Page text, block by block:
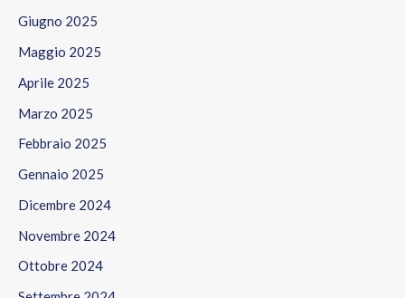
Giugno 2025
Maggio 2025
Aprile 2025
Marzo 2025
Febbraio 2025
Gennaio 2025
Dicembre 2024
Novembre 2024
Ottobre 2024